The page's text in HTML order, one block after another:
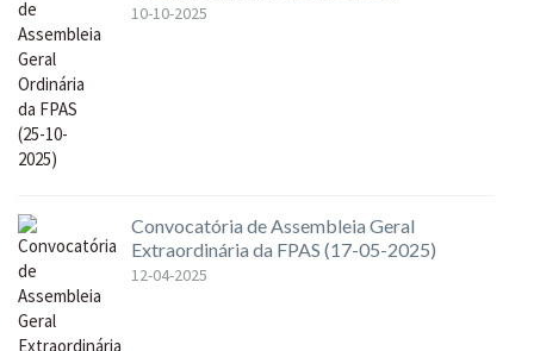
10-10-2025
Convocatória de Assembleia Geral
Extraordinária da FPAS (17-05-2025)
12-04-2025